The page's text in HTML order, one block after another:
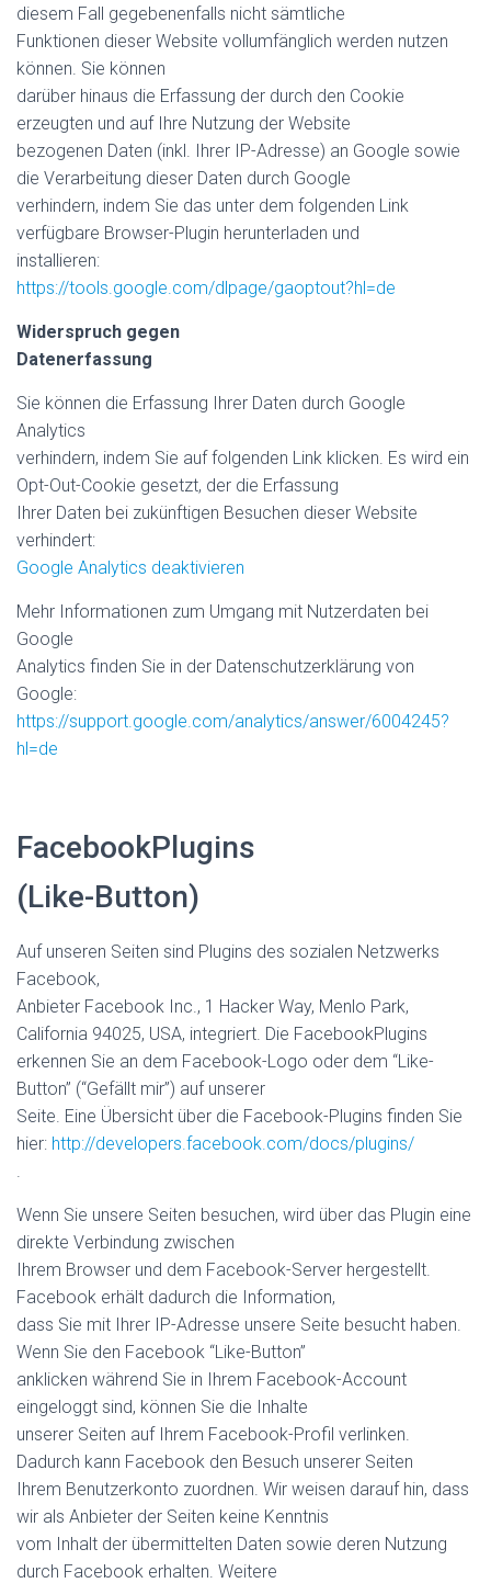
diesem Fall gegebenenfalls nicht sämtliche
Funktionen dieser Website vollumfänglich werden nutzen
können. Sie können
darüber hinaus die Erfassung der durch den Cookie
erzeugten und auf Ihre Nutzung der Website
bezogenen Daten (inkl. Ihrer IP-Adresse) an Google sowie
die Verarbeitung dieser Daten durch Google
verhindern, indem Sie das unter dem folgenden Link
verfügbare Browser-Plugin herunterladen und
installieren:
https://tools.google.com/dlpage/gaoptout?hl=de
Widerspruch gegen
Datenerfassung
Sie können die Erfassung Ihrer Daten durch Google
Analytics
verhindern, indem Sie auf folgenden Link klicken. Es wird ein
Opt-Out-Cookie gesetzt, der die Erfassung
Ihrer Daten bei zukünftigen Besuchen dieser Website
verhindert:
Google Analytics deaktivieren
Mehr Informationen zum Umgang mit Nutzerdaten bei
Google
Analytics finden Sie in der Datenschutzerklärung von
Google:
https://support.google.com/analytics/answer/6004245?
hl=de
FacebookPlugins
(Like-Button)
Auf unseren Seiten sind Plugins des sozialen Netzwerks
Facebook,
Anbieter Facebook Inc., 1 Hacker Way, Menlo Park,
California 94025, USA, integriert. Die FacebookPlugins
erkennen Sie an dem Facebook-Logo oder dem “Like-
Button” (“Gefällt mir”) auf unserer
Seite. Eine Übersicht über die Facebook-Plugins finden Sie
hier: http://developers.facebook.com/docs/plugins/
.
Wenn Sie unsere Seiten besuchen, wird über das Plugin eine
direkte Verbindung zwischen
Ihrem Browser und dem Facebook-Server hergestellt.
Facebook erhält dadurch die Information,
dass Sie mit Ihrer IP-Adresse unsere Seite besucht haben.
Wenn Sie den Facebook “Like-Button”
anklicken während Sie in Ihrem Facebook-Account
eingeloggt sind, können Sie die Inhalte
unserer Seiten auf Ihrem Facebook-Profil verlinken.
Dadurch kann Facebook den Besuch unserer Seiten
Ihrem Benutzerkonto zuordnen. Wir weisen darauf hin, dass
wir als Anbieter der Seiten keine Kenntnis
vom Inhalt der übermittelten Daten sowie deren Nutzung
durch Facebook erhalten. Weitere